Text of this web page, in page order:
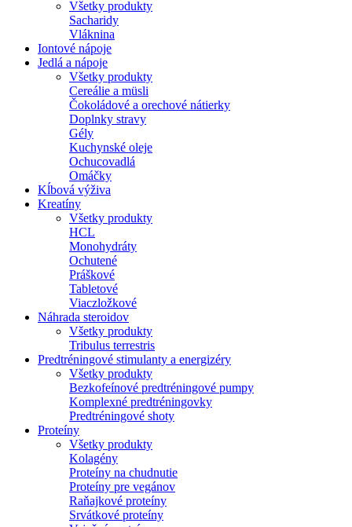
Všetky produkty
Sacharidy
Vláknina
Iontové nápoje
Jedlá a nápoje
Všetky produkty
Cereálie a müsli
Čokoládové a orechové nátierky
Doplnky stravy
Gély
Kuchynské oleje
Ochucovadlá
Omáčky
Kĺbová výživa
Kreatíny
Všetky produkty
HCL
Monohydráty
Ochutené
Práškové
Tabletové
Viaczložkové
Náhrada steroidov
Všetky produkty
Tribulus terrestris
Predtréningové stimulanty a energizéry
Všetky produkty
Bezkofeínové predtréningové pumpy
Komplexné predtréningovky
Predtréningové shoty
Proteíny
Všetky produkty
Kolagény
Proteíny na chudnutie
Proteíny pre vegánov
Raňajkové proteíny
Srvátkové proteíny